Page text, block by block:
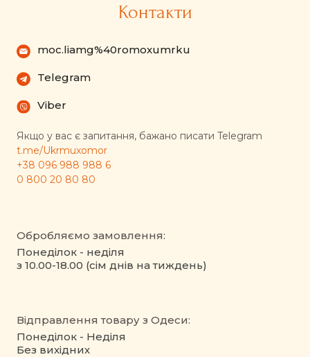
Контакти
moc.liamg%40romoxumrku
Telegram
Viber
Якщо у вас є запитання, бажано писати Telegram
t.me/Ukrmuxomor
+38 096 988 988 6
0 800 20 80 80
Обробляємо замовлення:
Понеділок - неділя
з 10.00-18.00 (сім днів на тиждень)
Відправлення товару з Одеси:
Понеділок - Неділя
Без вихідних